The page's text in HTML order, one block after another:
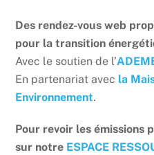
Des rendez-vous web
pour la transition
Avec le soutien de l’
En partenariat avec la
Environnement.
Pour revoir les émissions
sur notre ESPACE